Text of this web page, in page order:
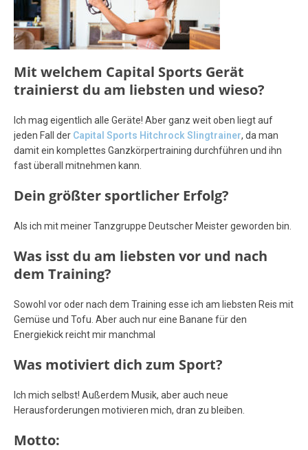
Mit welchem Capital Sports Gerät
trainierst du am liebsten und wieso?
Ich mag eigentlich alle Geräte! Aber ganz weit oben liegt auf
jeden Fall der Capital Sports Hitchrock Slingtrainer, da man
damit ein komplettes Ganzkörpertraining durchführen und ihn
fast überall mitnehmen kann.
Dein größter sportlicher Erfolg?
Als ich mit meiner Tanzgruppe Deutscher Meister geworden bin.
Was isst du am liebsten vor und nach
dem Training?
Sowohl vor oder nach dem Training esse ich am liebsten Reis mit
Gemüse und Tofu. Aber auch nur eine Banane für den
Energiekick reicht mir manchmal
Was motiviert dich zum Sport?
Ich mich selbst! Außerdem Musik, aber auch neue
Herausforderungen motivieren mich, dran zu bleiben.
Motto: